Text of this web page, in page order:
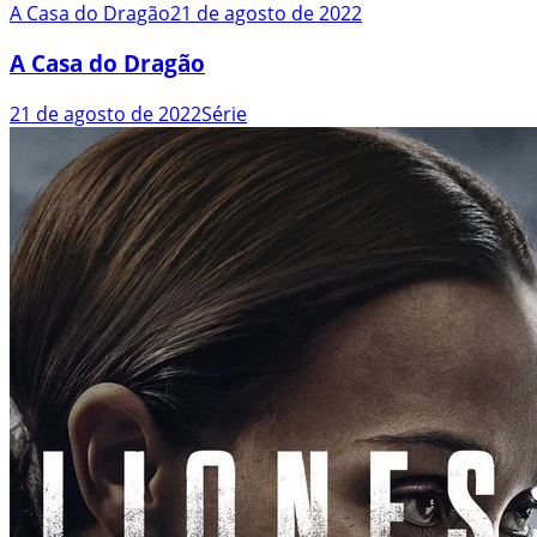
A Casa do Dragão21 de agosto de 2022
A Casa do Dragão
21 de agosto de 2022Série